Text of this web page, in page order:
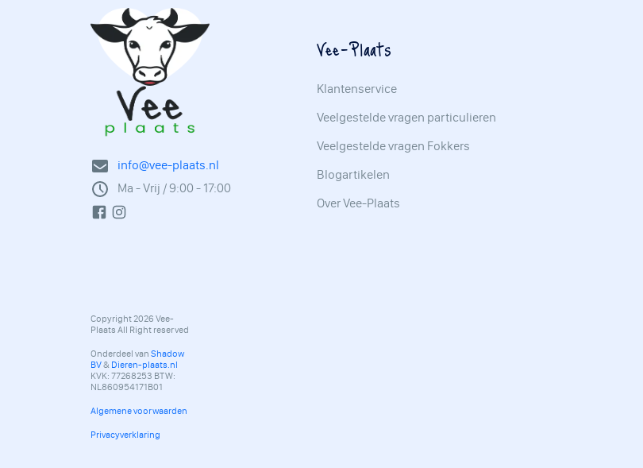
info@vee-plaats.nl
Ma - Vrij / 9:00 - 17:00
Copyright 2026 Vee-
Plaats All Right reserved
Onderdeel van Shadow
BV& Dieren-plaats.nl
KVK: 77268253 BTW:
NL860954171B01
Algemene voorwaarden
Privacyverklaring
Vee-Plaats
Klantenservice
Veelgestelde vragen particulieren
Veelgestelde vragen Fokkers
Blogartikelen
Over Vee-Plaats